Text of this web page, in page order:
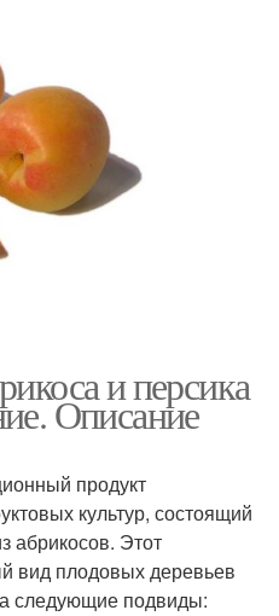
и персика
Описание
продукт
культур, состоящий
абрикосов. Этот
вид плодовых деревьев
следующие подвиды: